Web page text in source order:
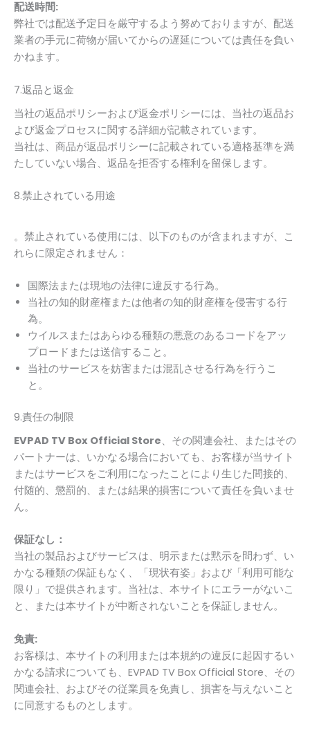
配送時間:
弊社では配送予定日を厳守するよう努めておりますが、配送
業者の手元に荷物が届いてからの遅延については責任を負い
かねます。
7.返品と返金
当社の返品ポリシーおよび返金ポリシーには、当社の返品お
よび返金プロセスに関する詳細が記載されています。
当社は、商品が返品ポリシーに記載されている適格基準を満
たしていない場合、返品を拒否する権利を留保します。
8.禁止されている用途
。禁止されている使用には、以下のものが含まれますが、こ
れらに限定されません：
国際法または現地の法律に違反する行為。
当社の知的財産権または他者の知的財産権を侵害する行
為。
ウイルスまたはあらゆる種類の悪意のあるコードをアッ
プロードまたは送信すること。
当社のサービスを妨害または混乱させる行為を行うこ
と。
9.責任の制限
EVPAD TV Box Official Store、その関連会社、またはその
パートナーは、いかなる場合においても、お客様が当サイト
またはサービスをご利用になったことにより生じた間接的、
付随的、懲罰的、または結果的損害について責任を負いませ
ん。
保証なし：
当社の製品およびサービスは、明示または黙示を問わず、い
かなる種類の保証もなく、「現状有姿」および「利用可能な
限り」で提供されます。当社は、本サイトにエラーがないこ
と、または本サイトが中断されないことを保証しません。
免責:
お客様は、本サイトの利用または本規約の違反に起因するい
かなる請求についても、EVPAD TV Box Official Store、その
関連会社、およびその従業員を免責し、損害を与えないこと
に同意するものとします。